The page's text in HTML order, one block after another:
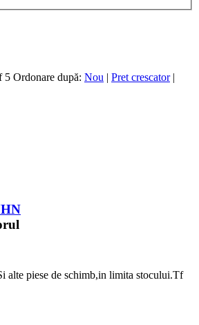
5 Ordonare după: Nou | Pret crescator |
alte piese de schimb,in limita stocului.Tf